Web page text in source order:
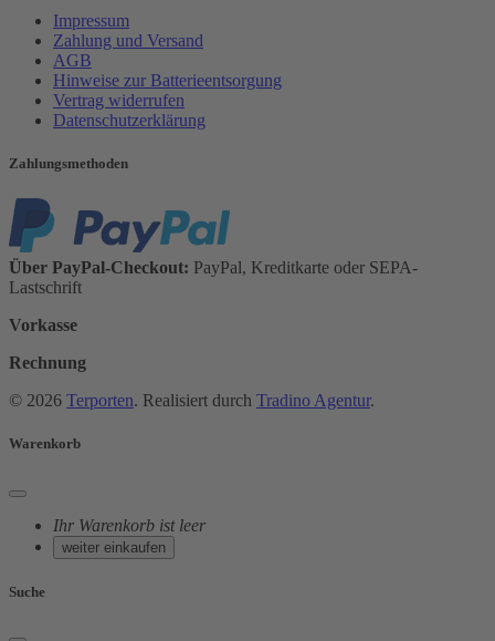
Impressum
Zahlung und Versand
AGB
Hinweise zur Batterieentsorgung
Vertrag widerrufen
Datenschutzerklärung
Zahlungsmethoden
Über PayPal-Checkout: PayPal, Kreditkarte oder SEPA-
Lastschrift
Vorkasse
Rechnung
© 2026 Terporten. Realisiert durch Tradino Agentur.
Warenkorb
Ihr Warenkorb ist leer
weiter einkaufen
Suche